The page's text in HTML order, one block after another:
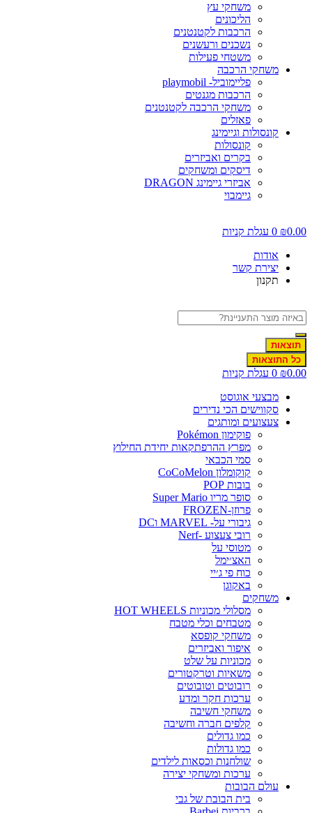
משחקי עץ
הליכונים
הרכבות לקטנטנים
נשכנים ורעשנים
משטחי פעילות
משחקי הרכבה
פליימוביל- playmobil
הרכבות מגנטים
משחקי הרכבה לקטנטנים
פאזלים
קונסולות וגיימינג
קונסולות
בקרים ואביזרים
דיסקים ומשחקים
אביזרי גיימינג DRAGON
גיימבוי
₪0.00
0 עגלת קניות
אודות
יצירת קשר
תקנון
תוצאות
כל התוצאות
₪0.00
0 עגלת קניות
מבצעי אוגוסט
סקווישים הכי נדירים
צעצועים ומותגים
פוקימון Pokémon
מפרץ ההרפתקאות יחידת החילוץ
סמי הכבאי
קוקומלון CoCoMelon
בובות POP
סופר מריו Super Mario
פרוזן-FROZEN
גיבורי על- MARVEL וDC
רובי צעצוע -Nerf
מטוסי על
האצ׳ימל
כוח פי ג׳יי
באקוגן
משחקים
מסלולי מכוניות HOT WHEELS
מטבחים וכלי מטבח
משחקי קופסא
איפור ואביזרים
מכוניות על שלט
משאיות וטרקטורים
רובוטים וטובוטים
ערכות חקר ומדע
משחקי חשיבה
קלפים חברה וחשיבה
כמו גדולים
כמו גדולות
שולחנות וכסאות לילדים
ערכות ומשחקי יצירה
עולם הבובות
בית הבובת של גבי